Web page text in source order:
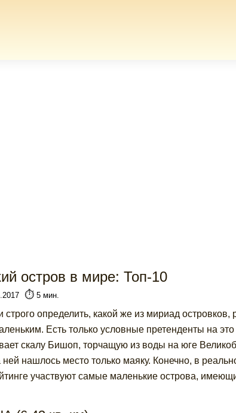
остров в мире: Топ-10
⏱️5 мин.
строго определить, какой же из мириад
Есть только условные претенденты на
скалу Бишоп, торчащую из воды на юге
нашлось место только маяку. Конечно, в
участвуют самые маленькие острова,